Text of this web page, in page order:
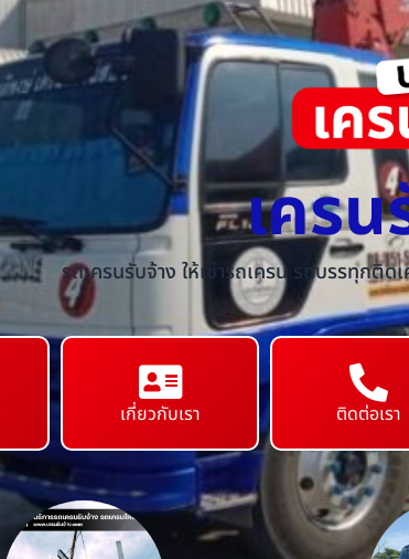
เคร
รถเครนรับจ้าง ให้เช่ารถเครน รถบรรทุกติ
เกี่ยวกับเรา ติดต่อเรา